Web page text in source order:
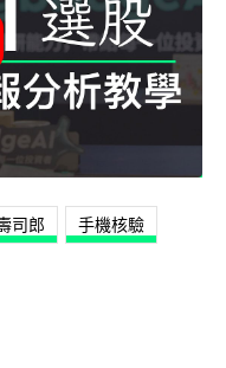
司郎
手機核驗